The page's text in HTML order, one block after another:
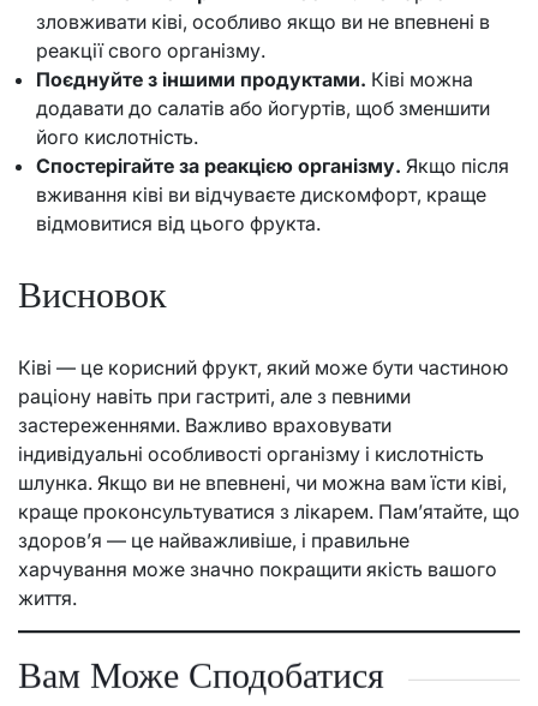
зловживати ківі, особливо якщо ви не впевнені в
реакції свого організму.
Поєднуйте з іншими продуктами. Ківі можна
додавати до салатів або йогуртів, щоб зменшити
його кислотність.
Спостерігайте за реакцією організму. Якщо після
вживання ківі ви відчуваєте дискомфорт, краще
відмовитися від цього фрукта.
Висновок
Ківі — це корисний фрукт, який може бути частиною
раціону навіть при гастриті, але з певними
застереженнями. Важливо враховувати
індивідуальні особливості організму і кислотність
шлунка. Якщо ви не впевнені, чи можна вам їсти ківі,
краще проконсультуватися з лікарем. Пам’ятайте, що
здоров’я — це найважливіше, і правильне
харчування може значно покращити якість вашого
життя.
Вам Може Сподобатися